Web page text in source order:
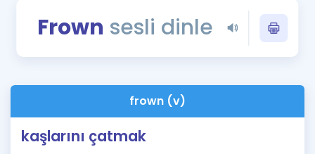
Blog
Frown sesli dinle
frown (v)
kaşlarını çatmak